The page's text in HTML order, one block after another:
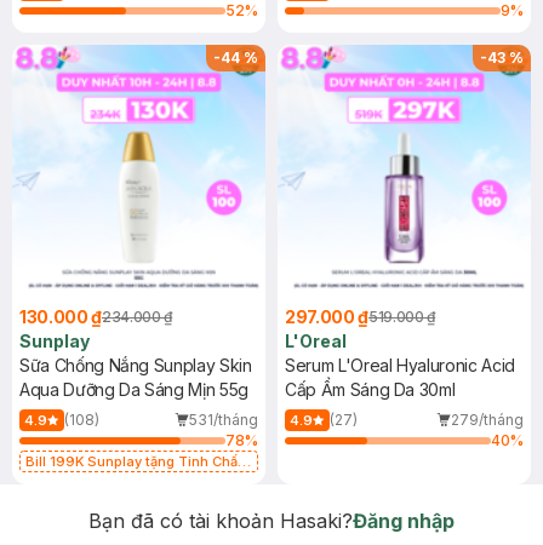
52%
9%
-44%
130.000 ₫234.000 ₫
Sunplay
Sữa Chống Nắng Sunplay Skin
Aqua Dưỡng Da Sáng Mịn 55g
4.9 (108)
531/tháng
78%
Bill 199K Sunplay tặng Tinh Chất
-43%
297.000 ₫519.000 ₫
L'Oreal
Serum L'Oreal Hyaluronic Acid
Cấp Ẩm Sáng Da 30ml
4.9 (27)
279/tháng
40%
Bạn đã có tài khoản Hasaki?Đăng nhập